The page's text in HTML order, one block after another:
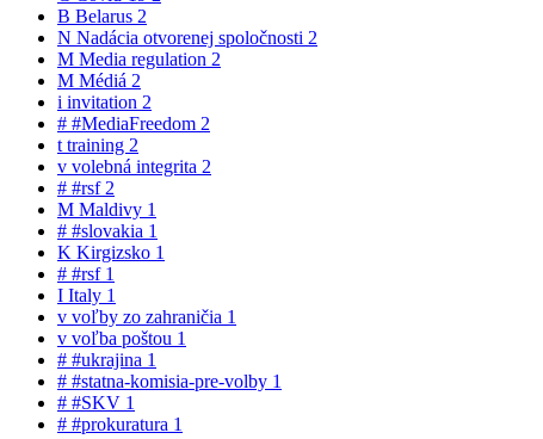
B Belarus 2
N Nadácia otvorenej spoločnosti 2
M Media regulation 2
M Médiá 2
i invitation 2
# #MediaFreedom 2
t training 2
v volebná integrita 2
# #rsf 2
M Maldivy 1
# #slovakia 1
K Kirgizsko 1
# #rsf 1
I Italy 1
v voľby zo zahraničia 1
v voľba poštou 1
# #ukrajina 1
# #statna-komisia-pre-volby 1
# #SKV 1
# #prokuratura 1